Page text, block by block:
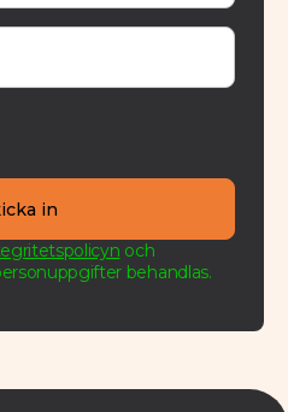
och
behandlas.